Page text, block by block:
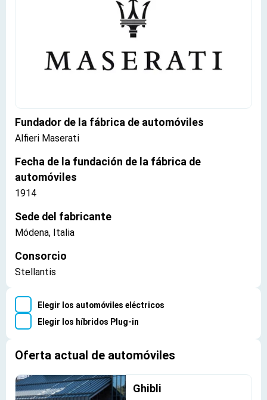
Fundador de la fábrica de automóviles
Alfieri Maserati
Fecha de la fundación de la fábrica de
automóviles
1914
Sede del fabricante
Módena, Italia
Consorcio
Stellantis
Elegir los automóviles eléctricos
Elegir los híbridos Plug-in
Oferta actual de automóviles
Ghibli